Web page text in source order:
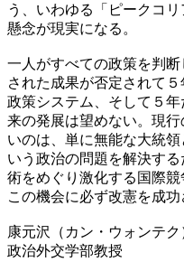
う、いわゆる「ピークコ
懸念が現実になる。
一人がすべての政策を判
された成果が否定されて
政策システム、そして５
来の発展は望めない。現
いのは、単に無能な大統
いう政治の問題を解決す
術をめぐり激化する国際
この機会に必ず改憲を成功
康元沢（カン・ウォンテ
政治外交学部教授